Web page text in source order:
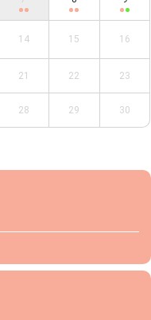
14 15 16
21 22 23
28 29 30